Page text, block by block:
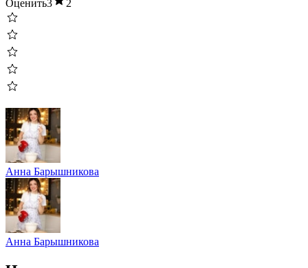
Оценить3 2
Анна Барышникова
Анна Барышникова